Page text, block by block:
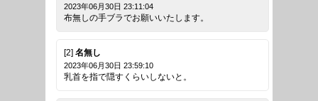
2023年06月30日 23:11:04
布無しの手ブラでお願いいたします。
[2] 名無し
2023年06月30日 23:59:10
乳首を指で隠すくらいしないと。